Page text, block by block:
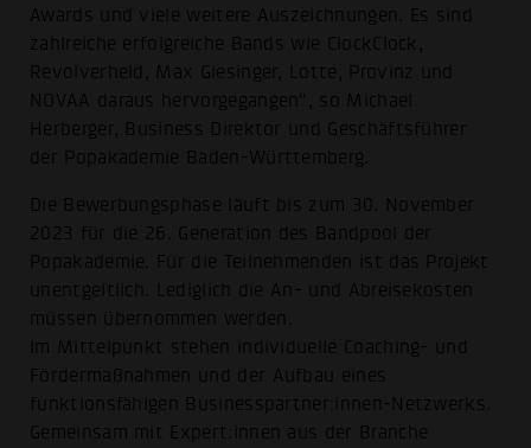
Awards und viele weitere Auszeichnungen. Es sind
zahlreiche erfolgreiche Bands wie ClockClock,
Revolverheld, Max Giesinger, Lotte, Provinz und
NOVAA daraus hervorgegangen“, so Michael
Herberger, Business Direktor und Geschäftsführer
der Popakademie Baden-Württemberg.
Die Bewerbungsphase läuft bis zum 30. November
2023 für die 26. Generation des Bandpool der
Popakademie. Für die Teilnehmenden ist das Projekt
unentgeltlich. Lediglich die An- und Abreisekosten
müssen übernommen werden.
Im Mittelpunkt stehen individuelle Coaching- und
Fördermaßnahmen und der Aufbau eines
funktionsfähigen Businesspartner:innen-Netzwerks.
Gemeinsam mit Expert:innen aus der Branche